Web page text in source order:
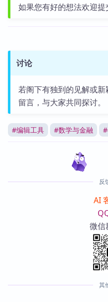
如果您有好的想法欢迎提
讨论
若阁下有独到的见解或
留言，与大家共同探讨。
#编辑工具 #数学与金融 #
反
AI
微信
其